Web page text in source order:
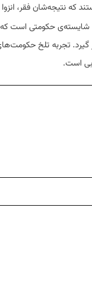
که نتیجه‌شان فقر،
حکومتی است که
تجربه تلخ
است.